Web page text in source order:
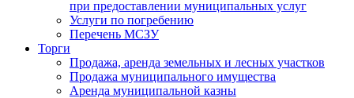
при предоставлении муниципальных услуг
Услуги по погребению
Перечень МСЗУ
Торги
Продажа, аренда земельных и лесных участков
Продажа муниципального имущества
Аренда муниципальной казны